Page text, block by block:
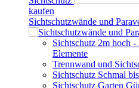
kaufen
Sichtschutzwände und
Sichtschutz 2m hoch
Elemente
Trennwand und
Sichtschutz Schmal
Sichtschutz Garten